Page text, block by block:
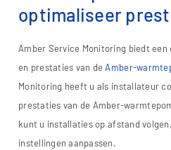
optimaliseer
Amber Service Monitoring biedt
en prestaties van deAmber-
Monitoring heeft u als installateur
prestaties van de Amber-
kunt u installaties op afstand
instellingen aanpassen.